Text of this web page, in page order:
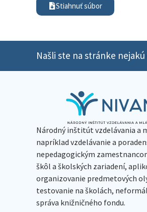
Stiahnuť súbor
Našli ste na stránke
Národný inštitút vzdelávania a
napríklad vzdelávanie a
nepedagogickým
škôl a školských zariadení,
organizovanie predmetových
testovanie na školách,
správa knižničného fondu.